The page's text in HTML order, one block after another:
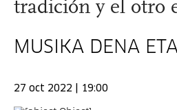
tradición y el otro
MUSIKA DENA
27 oct 2022 | 19:00